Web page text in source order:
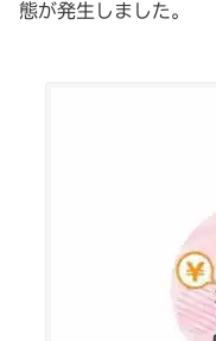
態が発生しました。